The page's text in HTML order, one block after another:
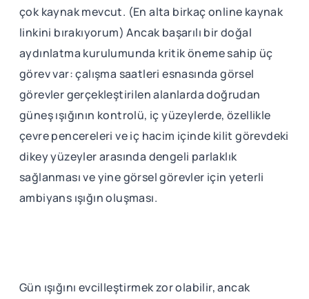
çok kaynak mevcut. (En alta birkaç online kaynak
linkini bırakıyorum) Ancak başarılı bir doğal
aydınlatma kurulumunda kritik öneme sahip üç
görev var: çalışma saatleri esnasında görsel
görevler gerçekleştirilen alanlarda doğrudan
güneş ışığının kontrolü, iç yüzeylerde, özellikle
çevre pencereleri ve iç hacim içinde kilit görevdeki
dikey yüzeyler arasında dengeli parlaklık
sağlanması ve yine görsel görevler için yeterli
ambiyans ışığın oluşması.
Gün ışığını evcilleştirmek zor olabilir, ancak